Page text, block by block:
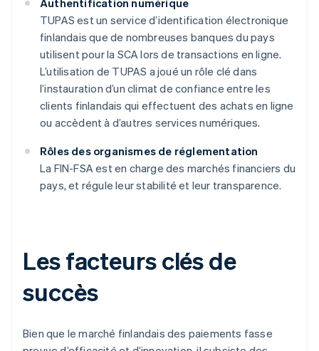
Authentification numérique
TUPAS est un service d’identification électronique
finlandais que de nombreuses banques du pays
utilisent pour la SCA lors de transactions en ligne.
L’utilisation de TUPAS a joué un rôle clé dans
l’instauration d’un climat de confiance entre les
clients finlandais qui effectuent des achats en ligne
ou accèdent à d’autres services numériques.
Rôles des organismes de réglementation
La FIN-FSA est en charge des marchés financiers du
pays, et régule leur stabilité et leur transparence.
Les facteurs clés de
succès
Bien que le marché finlandais des paiements fasse